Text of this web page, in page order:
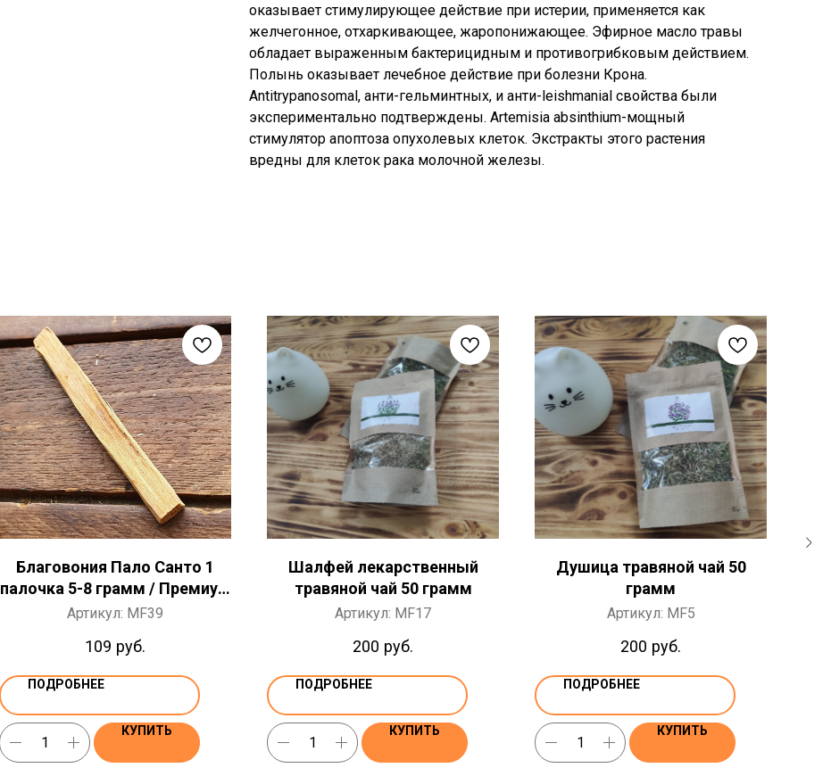
оказывает стимулирующее действие при истерии, применяется как
желчегонное, отхаркивающее, жаропонижающее. Эфирное масло травы
обладает выраженным бактерицидным и противогрибковым действием.
Полынь оказывает лечебное действие при болезни Крона.
Antitrypanosomal, анти-гельминтных, и анти-leishmanial свойства были
экспериментально подтверждены. Artemisia absinthium-мощный
стимулятор апоптоза опухолевых клеток. Экстракты этого растения
вредны для клеток рака молочной железы.
Благовония Пало Санто 1
палочка 5-8 грамм / Премиум
класс Palo Santo
Артикул: MF39
109 руб.
ПОДРОБНЕЕ
КУПИТЬ
Шалфей лекарственный
травяной чай 50 грамм
Артикул: MF17
200 руб.
ПОДРОБНЕЕ
КУПИТЬ
Душица травяной чай 50
грамм
Артикул: MF5
200 руб.
ПОДРОБНЕЕ
КУПИТЬ